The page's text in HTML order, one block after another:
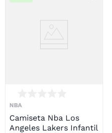
NBA
Camiseta Nba Los
Angeles Lakers Infantil